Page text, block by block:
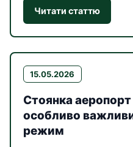
Читати статтю
15.05.2026
Стоянка
особливо
режим